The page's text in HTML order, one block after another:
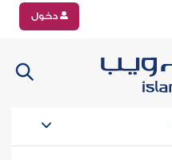
دخول